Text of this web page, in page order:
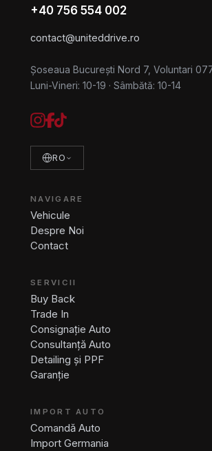
+40 756 554 002
contact@uniteddrive.ro
Șoseaua București Nord 7, Voluntari
Luni-Vineri: 10-19 · Sâmbătă: 10-14
RO
NAVIGARE
Vehicule
Despre Noi
Contact
SERVICII
Buy Back
Trade In
Consignație Auto
Consultanță Auto
Detailing și PPF
Garanție
IMPORT AUTO
Comandă Auto
Import Germania